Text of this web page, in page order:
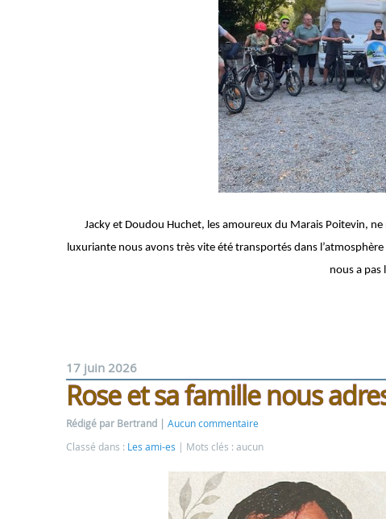
Jacky et Doudou Huchet, les amoureux du Marais Poitevin,
luxuriante nous avons très vite été transportés dans
nous a pas
17 juin 2026
Rose et sa famille nous
Rédigé par Bertrand
Aucun commentaire
Classé dans : Les ami-es Mots clés : aucun